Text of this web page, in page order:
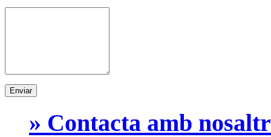
» Contacta amb